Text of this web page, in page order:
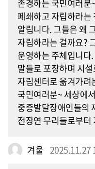
존경하는 국민여러분
페쇄하고 자립하라는
알립니다. 그들은 왜
자립하라는 걸까요?
운영하는 주체입니다
말들로 포장하며 시
자립센터로 옮겨가려
국민여러분~ 세상에
중증발달장애인들의
전장연 무리들로부터
겨울 2025.11.27